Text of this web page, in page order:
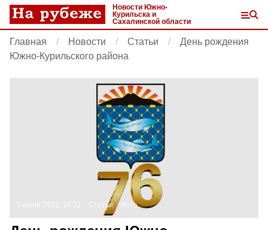
Новости Южно-
Курильска и
Сахалинской области
Главная Новости Статьи
День рождения
Южно-Курильского района
Статьи Фото: